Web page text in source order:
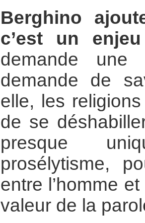
Berghino
c’est un
demande une
demande de
elle, les
de se
presque
prosélytisme,
entre l’homme
valeur de la